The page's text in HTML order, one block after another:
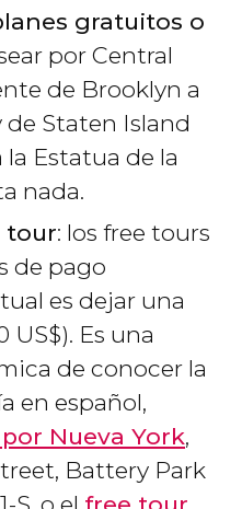
gratuitos o
por Central
de Brooklyn a
de Staten Island
Estatua de la
nada.
tour: los free tours
de pago
es dejar una
US$). Es una
de conocer la
en español,
Nueva York,
Battery Park